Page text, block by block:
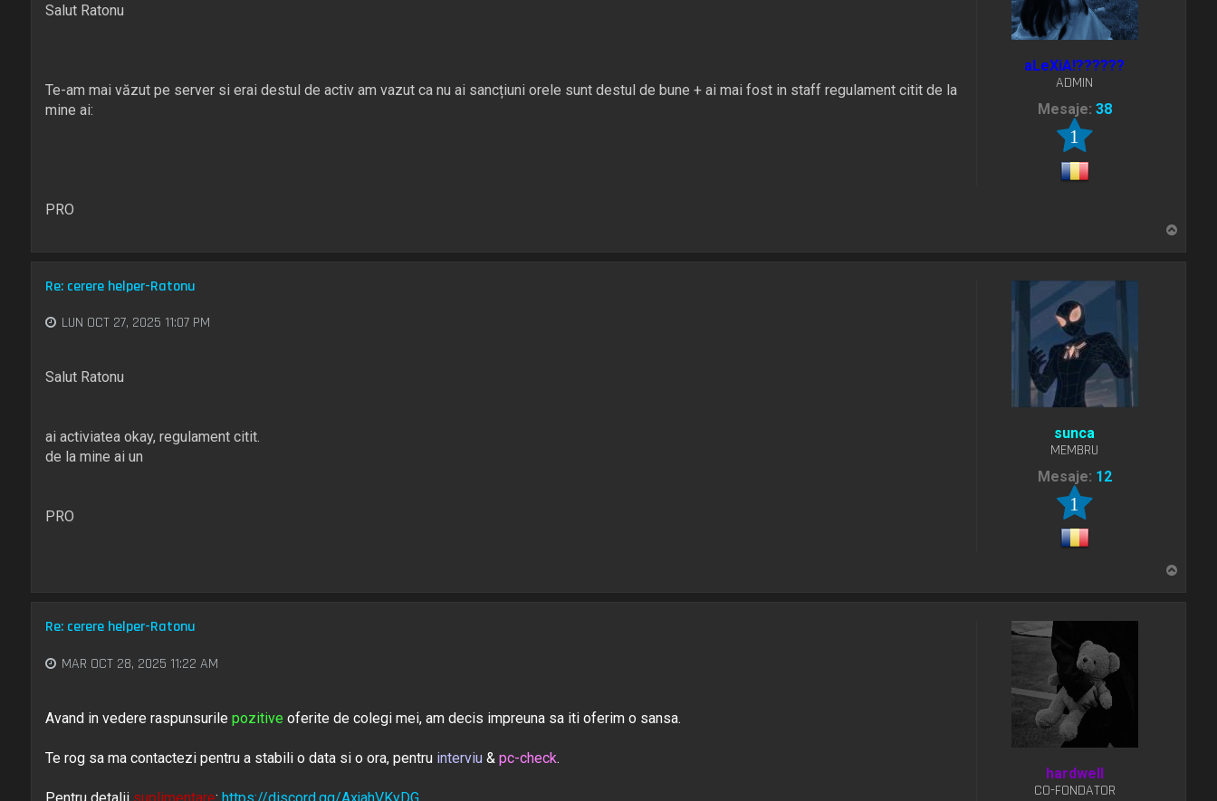
aLeXiA!??????
ADMIN
Mesaje: 38
1
Salut Ratonu
Te-am mai văzut pe server si erai destul de activ am vazut ca nu ai sancțiuni orele sunt destul de bune + ai mai fost in staff regulament citit de la
mine ai:
PRO
sunca
MEMBRU
Mesaje: 12
1
Re: cerere helper-Ratonu
LUN OCT 27, 2025 11:07 PM
Salut Ratonu
ai activiatea okay, regulament citit.
de la mine ai un
PRO
hardwell
CO-FONDATOR
Re: cerere helper-Ratonu
MAR OCT 28, 2025 11:22 AM
Avand in vedere raspunsurile pozitive oferite de colegi mei, am decis impreuna sa iti oferim o sansa.
Te rog sa ma contactezi pentru a stabili o data si o ora, pentru interviu& pc-check.
Pentru detalii suplimentare: https://discord.gg/AxjahVKyDG